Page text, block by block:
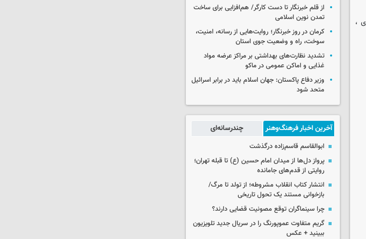
،
از قلم خبرنگار تا دست کارگر/ هم‌افزایی برای ساخت
تمدن نوین اسلامی
کرمان در روز خبرنگار؛ روایت‌هایی از رسانه، امنیت،
سوخت، راه و وضعیت جوی استان
تشدید نظارت‌های بهداشتی بر مراکز عرضه مواد
غذایی و اماکن عمومی در ماکو
وزیر دفاع پاکستان: جهان اسلام باید در برابر اسرائیل
متحد شود
آخرین اخبار فرهنگ‌وهنر چندرسانه‌ای
ابوالقاسم قاسم‌زاده درگذشت
پرواز دل‌ها از میدان امام حسین (ع) تا قبله تهران؛
روایتی از قدم‌های جامانده
انتشار کتاب انقلاب مشروطه؛ از تولد تا مرگ/
بازخوانی مستند یک تحول تاریخی
چرا سینماگران توقع مصونیت قضایی دارند؟
گریم متفاوت عموپورنگ را در سریال جدید تلویزیون
ببینید + عکس